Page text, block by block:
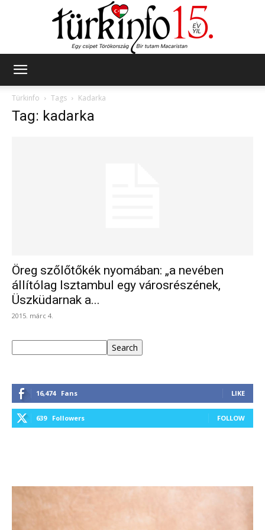
Türkinfo
Tags Kadarka
Tag: kadarka
Öreg szőlőtőkék nyomában: „a nevében
állítólag Isztambul egy városrészének,
Üszküdarnak a...
2015. márc 4.
Search
16,474 Fans LIKE
639 Followers FOLLOW